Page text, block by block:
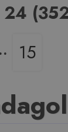
24
15